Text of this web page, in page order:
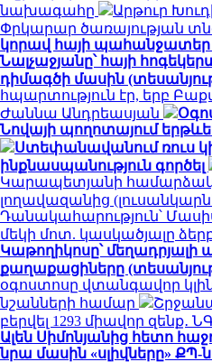
նախագահը
Արթուր
Փրկարար ծառայության
կորավ հայի պահանջատեր
Նալչաջյանը՝ հայի
դիմագծի մասին
հպարտություն էր, երբ
Ժաննա Անդրեասյան
Նովայի պողոտայում
Ստեփանավանում ռուս
ինքնասպանություն գործել
Կարապետյանի համարձակ
լողավազանից
Դանակահարություն՝
մեկի մոտ. կասկածյալը
Կաթողիկոսը՝ մեղադրյալի
քաղաքացիները
օգոստոսը վտանգավոր
նշանների համար
բերվել 1293 միավոր զենք․
Ալեն Սիմոնյանից հետո
նրա մասին «սլիվները»